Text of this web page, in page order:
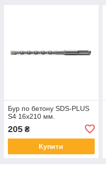
Бур по бетону SDS-PLUS
S4 16x210 мм.
205 ₴
Купити